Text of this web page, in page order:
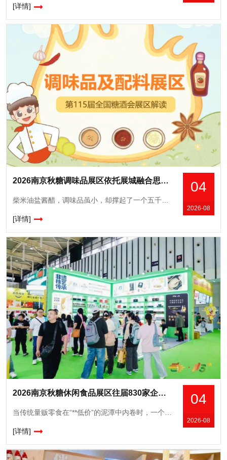
[详情]
04
2026-08
2026南京秋糖调味品展区依托展城融合思路与南京携手打造秋糖季促消费活动
[详情]
04
2026-08
2026南京秋糖休闲食品展区往届830家企业参展现场意向成交额达15.6亿元
[详情]